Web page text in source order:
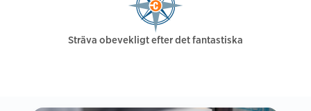
Sträva obevekligt efter det fantastiska